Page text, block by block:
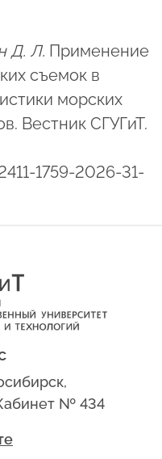
Д. Л. Применение
съемок в
морских
Вестник СГУГиТ.
1759-2026-31-
№ 434